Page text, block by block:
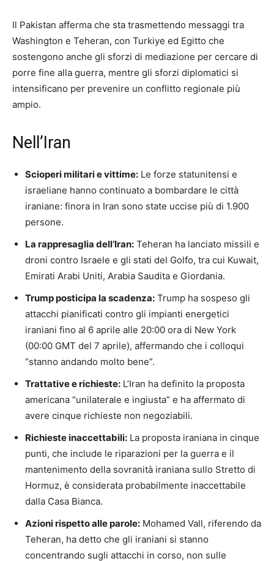
Il Pakistan afferma che sta trasmettendo messaggi tra
Washington e Teheran, con Turkiye ed Egitto che
sostengono anche gli sforzi di mediazione per cercare di
porre fine alla guerra, mentre gli sforzi diplomatici si
intensificano per prevenire un conflitto regionale più
ampio.
Nell’Iran
Scioperi militari e vittime: Le forze statunitensi e
israeliane hanno continuato a bombardare le città
iraniane: finora in Iran sono state uccise più di 1.900
persone.
La rappresaglia dell’Iran: Teheran ha lanciato missili e
droni contro Israele e gli stati del Golfo, tra cui Kuwait,
Emirati Arabi Uniti, Arabia Saudita e Giordania.
Trump posticipa la scadenza: Trump ha sospeso gli
attacchi pianificati contro gli impianti energetici
iraniani fino al 6 aprile alle 20:00 ora di New York
(00:00 GMT del 7 aprile), affermando che i colloqui
“stanno andando molto bene”.
Trattative e richieste: L’Iran ha definito la proposta
americana “unilaterale e ingiusta” e ha affermato di
avere cinque richieste non negoziabili.
Richieste inaccettabili: La proposta iraniana in cinque
punti, che include le riparazioni per la guerra e il
mantenimento della sovranità iraniana sullo Stretto di
Hormuz, è considerata probabilmente inaccettabile
dalla Casa Bianca.
Azioni rispetto alle parole: Mohamed Vall, riferendo da
Teheran, ha detto che gli iraniani si stanno
concentrando sugli attacchi in corso, non sulle